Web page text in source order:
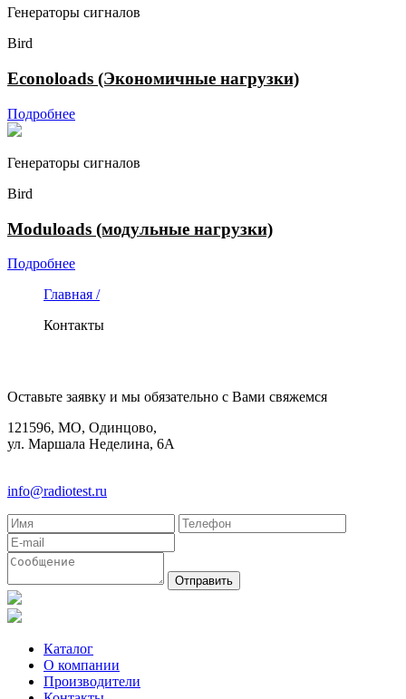
Генераторы сигналов
Bird
Econoloads (Экономичные нагрузки)
Подробнее
Генераторы сигналов
Bird
Moduloads (модульные нагрузки)
Подробнее
Главная /
Контакты
Оставьте заявку и мы обязательно с Вами свяжемся
121596, МО, Одинцово,
ул. Маршала Неделина, 6А
info@radiotest.ru
Каталог
О компании
Производители